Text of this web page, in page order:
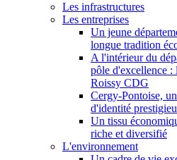
Les infrastructures
Les entreprises
Un jeune
longue tradition
A l'intérieur du
pôle d'excellence :
Roissy CDG
Cergy-Pontoise,
d'identité
Un tissu
riche et diversifié
L'environnement